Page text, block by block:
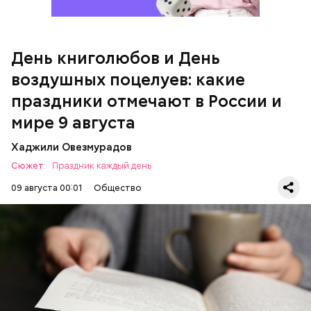
День книголюбов и День
воздушных поцелуев: какие
праздники отмечают в России и
мире 9 августа
Хаджили Овезмурадов
Сюжет:
Праздник каждый день
09 августа 00:01
Общество
В День книголюбов проходят книжные ярмарки,
выставки и распродажи. В библиотеках
организуются поэтические вечера и групповые
чтения, а писатели презентуют свои новые работы.
Отметить эту дату можно и самостоятельно,
перечитав свою любимую книгу или купив новую.
День воздушных поцелуев
ПРАЗДНИКИ КНИГИ
ИЗРАИЛЬ
ТРАДИЦИИ
День «Счастье случается»